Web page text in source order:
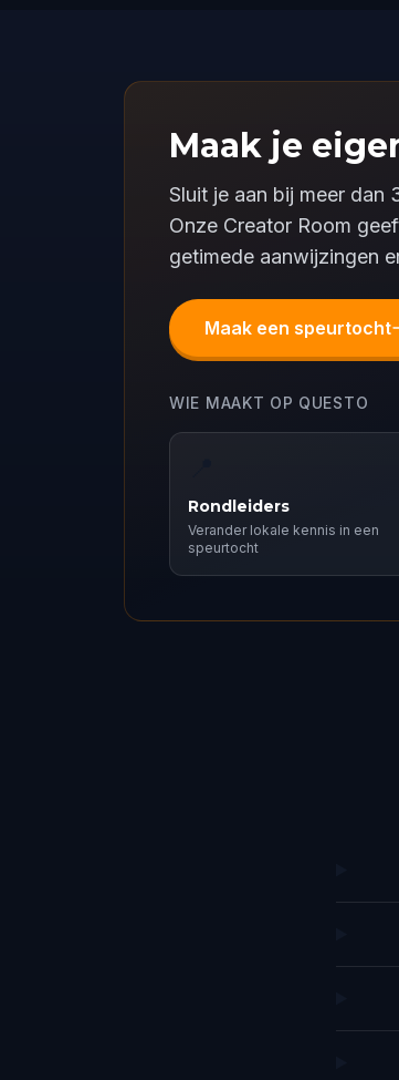
Maak je
Sluit je aan bij meer
Onze Creator Room
getimede aanwijzingen
Maak een speurtocht
WIE MAAKT OP QUESTO
Rondleiders
Verander lokale kennis in een
speurtocht